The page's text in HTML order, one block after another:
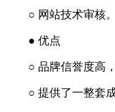
○ 网站技术审核。
● 优点
○ 品牌信誉度高，
○ 提供了一整套成